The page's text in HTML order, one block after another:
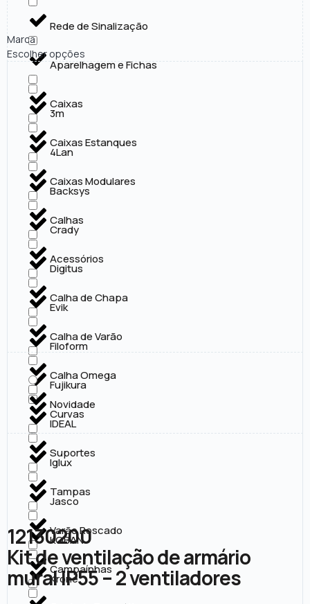
Rede de Sinalização
Aparelhagem e Fichas
Caixas
Caixas Estanques
Caixas Modulares
Calhas
Acessórios
Calha de Chapa
Calha de Varão
Calha Omega
Curvas
Suportes
Tampas
Varão Roscado
Campaínhas
Marca
Escolher opções
3m
4Lan
Backsys
Crady
Digitus
Evik
Filoform
Fujikura
IDEAL
Iglux
Jasco
KOBAN
Krone
Novidade
12130200
Kit de ventilação de armário
mural IP55 – 2 ventiladores